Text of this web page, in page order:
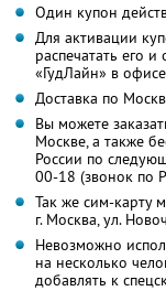
Один купон
Для активации
распечатать его
«ГудЛайн» в
Доставка по
Вы можете
Москве, а также
России по
00-18 (звонок по
Так же сим-карту
г. Москва, ул.
Невозможно
на несколько
добавлять к